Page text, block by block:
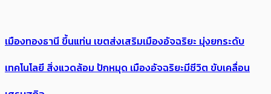
เมืองทองธานี ขึ้นแท่น เขตส่งเสริมเมืองอัจฉริยะ มุ่งยกระดับ
เทคโนโลยี สิ่งแวดล้อม ปักหมุด เมืองอัจฉริยะมีชีวิต ขับเคลื่อน